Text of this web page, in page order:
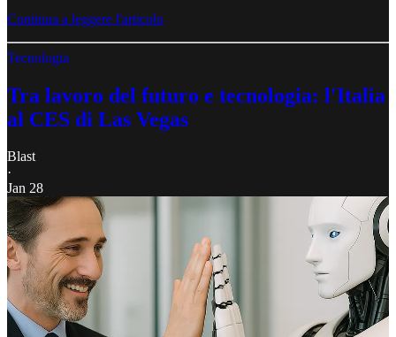
Continua a leggere l'articolo
Tecnologia
Tra lavoro del futuro e tecnologia: l'Italia
al CES di Las Vegas
Blast
·
Jan 28